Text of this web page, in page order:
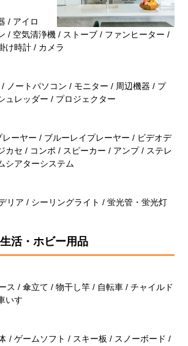
/ アイロ
/ 空気清浄機 / ストーブ / ファンヒーター /
け時計 / カメラ
ノートパソコン / モニター / 周辺機器 / プ
ュレッダー / プロジェクター
ーヤー / ブルーレイプレーヤー / ビデオデ
カセ / コンポ / スピーカー / アンプ / ステレ
シアターシステム
リア / シーリングライト / 蛍光管・蛍光灯
生活・ホビー用品
ス / 傘立て / 物干し竿 / 自転車 / チャイルド
いす
/ ゲームソフト / スキー板 / スノーボード /